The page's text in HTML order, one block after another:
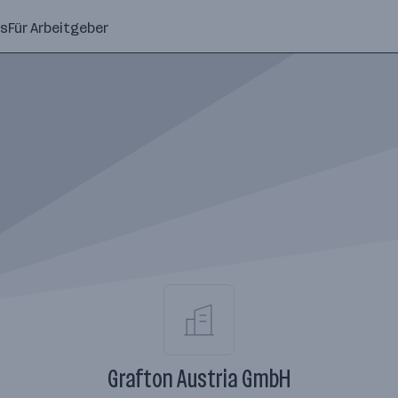
Für Arbeitgeber
Grafton Austria GmbH